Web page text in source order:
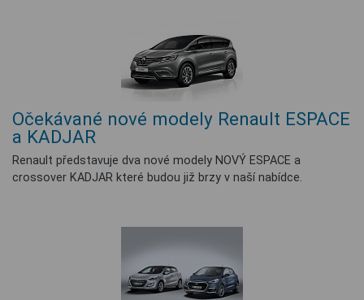
Očekávané nové modely Renault ESPACE
a KADJAR
Renault představuje dva nové modely NOVÝ ESPACE a
crossover KADJAR které budou již brzy v naší nabídce.